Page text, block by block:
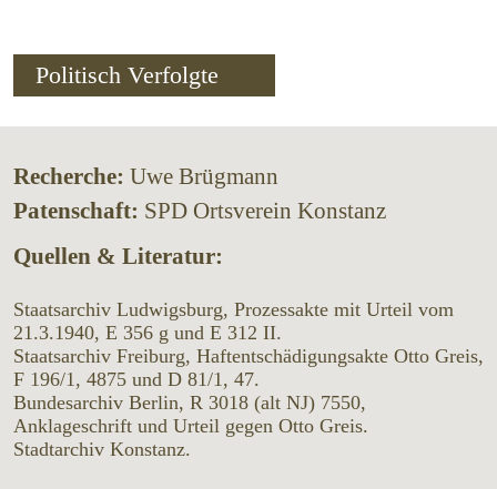
Politisch Verfolgte
Recherche: Uwe Brügmann
Patenschaft: SPD Ortsverein Konstanz
Quellen & Literatur:
Staatsarchiv Ludwigsburg, Prozessakte mit Urteil vom
21.3.1940, E 356 g und E 312 II.
Staatsarchiv Freiburg, Haftentschädigungsakte Otto Greis,
F 196/1, 4875 und D 81/1, 47.
Bundesarchiv Berlin, R 3018 (alt NJ) 7550,
Anklageschrift und Urteil gegen Otto Greis.
Stadtarchiv Konstanz.